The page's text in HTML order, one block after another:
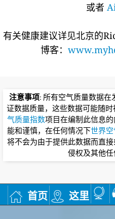
或者
有关健康建议详见北京的
博客：
注意事项: 所有空气质量数据
证数据质量，这些数据可能随时
气质量指数项目在编制此信息
能和谨慎，在任何情况下世界
将不会为由于提供此数据而直
侵权及其他任
首页 这里